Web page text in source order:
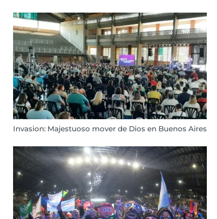
Invasion: Majestuoso mover de Dios en Buenos Aires